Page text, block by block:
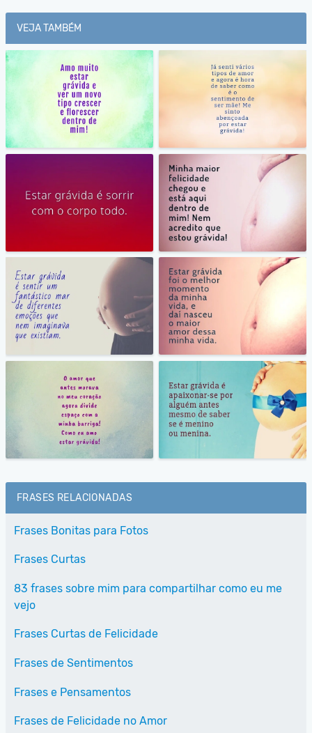
VEJA TAMBÉM
FRASES RELACIONADAS
Frases Bonitas para Fotos
Frases Curtas
83 frases sobre mim para compartilhar como eu me
vejo
Frases Curtas de Felicidade
Frases de Sentimentos
Frases e Pensamentos
Frases de Felicidade no Amor